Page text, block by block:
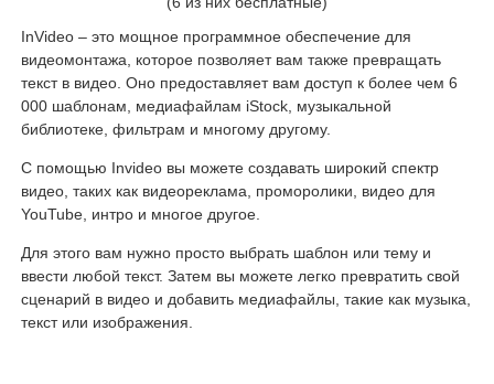
InVideo – это мощное программное обеспечение для
видеомонтажа, которое позволяет вам также превращать
текст в видео. Оно предоставляет вам доступ к более чем 6
000 шаблонам, медиафайлам iStock, музыкальной
библиотеке, фильтрам и многому другому.
С помощью Invideo вы можете создавать широкий спектр
видео, таких как видеореклама, проморолики, видео для
YouTube, интро и многое другое.
Для этого вам нужно просто выбрать шаблон или тему и
ввести любой текст. Затем вы можете легко превратить свой
сценарий в видео и добавить медиафайлы, такие как музыка,
текст или изображения.